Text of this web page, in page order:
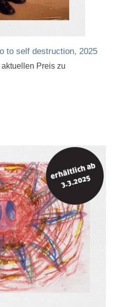
to self destruction, 2025
Preis zu